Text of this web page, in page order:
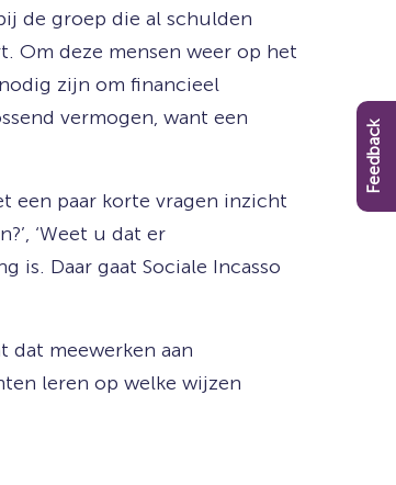
de groep die al schulden
Om deze mensen weer op het
zijn om financieel
vermogen, want een
een paar korte vragen inzicht
‘Weet u dat er
is. Daar gaat Sociale Incasso
dat meewerken aan
leren op welke wijzen
Feedback